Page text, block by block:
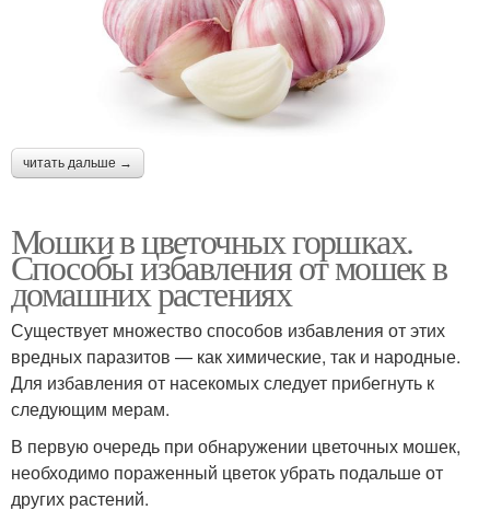
читать дальше →
Мошки в цветочных горшках.
Способы избавления от мошек в
домашних растениях
Существует множество способов избавления от этих
вредных паразитов — как химические, так и народные.
Для избавления от насекомых следует прибегнуть к
следующим мерам.
В первую очередь при обнаружении цветочных мошек,
необходимо пораженный цветок убрать подальше от
других растений.